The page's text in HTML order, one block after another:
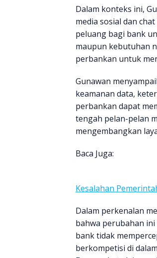
Dalam konteks ini,
media sosial dan
peluang bagi bank
maupun kebutuhan
perbankan untuk
Gunawan
keamanan data,
perbankan dapat
tengah pelan-pelan
mengembangkan
Baca Juga:
Kesalahan
Dalam perkenalan
bahwa perubahan
bank tidak
berkompetisi di